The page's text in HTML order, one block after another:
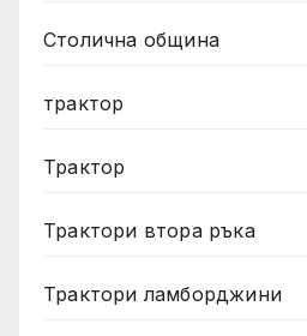
Столична община
трактор
Трактор
Трактори втора ръка
Трактори ламборджини